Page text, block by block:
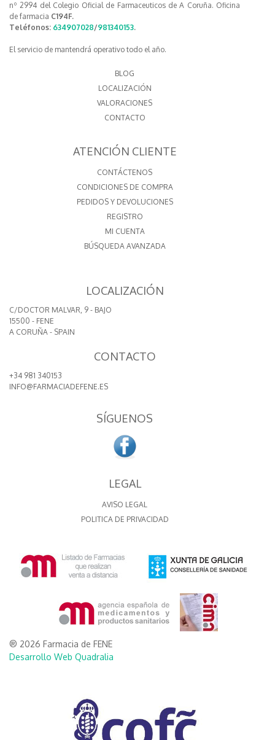
nº 2994 del Colegio Oficial de Farmaceuticos de A Coruña. Oficina
de farmacia C194F.
Teléfonos: 634907028/981340153.
El servicio de mantendrá operativo todo el año.
BLOG
LOCALIZACIÓN
VALORACIONES
CONTACTO
ATENCIÓN CLIENTE
CONTÁCTENOS
CONDICIONES DE COMPRA
PEDIDOS Y DEVOLUCIONES
REGISTRO
MI CUENTA
BÚSQUEDA AVANZADA
LOCALIZACIÓN
C/DOCTOR MALVAR, 9 - BAJO
15500 - FENE
A CORUÑA - SPAIN
CONTACTO
+34 981 340153
INFO@FARMACIADEFENE.ES
SÍGUENOS
LEGAL
AVISO LEGAL
POLITICA DE PRIVACIDAD
® 2026 Farmacia de FENE
Desarrollo Web Quadralia